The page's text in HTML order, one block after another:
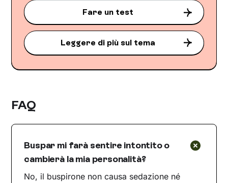
Fare un test
Leggere di più sul tema
FAQ
Buspar mi farà sentire intontito o
cambierà la mia personalità?
No, il buspirone non causa sedazione né